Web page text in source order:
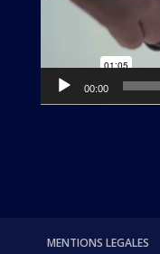
00:00
MENTIONS LEGALES